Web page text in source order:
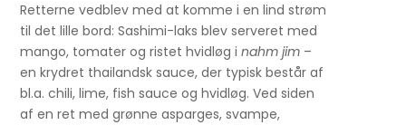
Retterne vedblev med at komme i en lind strøm
til det lille bord: Sashimi-laks blev serveret med
mango, tomater og ristet hvidløg inahm jim –
en krydret thailandsk sauce, der typisk består af
bl.a. chili, lime, fish sauce og hvidløg. Ved siden
af en ret med grønne asparges, svampe,